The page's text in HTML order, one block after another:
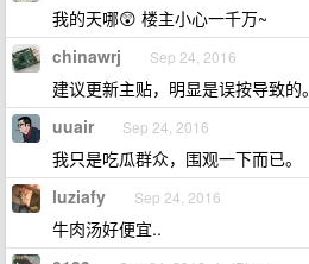
我的天哪😲 楼主小心一千万~
chinawrj Sep 24, 2016
建议更新主贴，明显是误按导致的。
uuair Sep 24, 2016
我只是吃瓜群众，围观一下而已。
luziafy Sep 24, 2016
牛肉汤好便宜..